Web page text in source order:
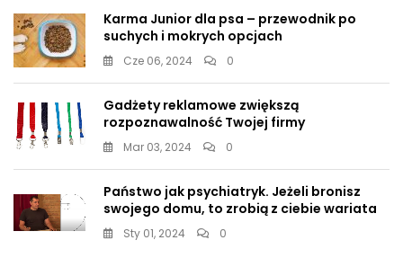
Karma Junior dla psa – przewodnik po
suchych i mokrych opcjach
Cze 06, 2024 0
Gadżety reklamowe zwiększą
rozpoznawalność Twojej firmy
Mar 03, 2024 0
Państwo jak psychiatryk. Jeżeli bronisz
swojego domu, to zrobią z ciebie wariata
Sty 01, 2024 0